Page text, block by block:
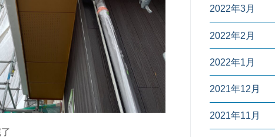
2022年3月
2022年2月
2022年1月
2021年12月
2021年11月